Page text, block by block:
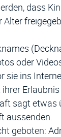
dass
Alter
oder
sie ins
sagt etwas
aussenden.
geboten: